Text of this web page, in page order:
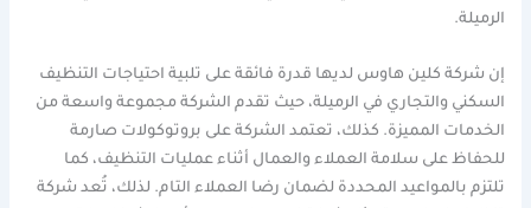
الرميلة.
إن شركة كلين هاوس لديها قدرة فائقة على تلبية احتياجات التنظيف
السكني والتجاري في الرميلة، حيث تقدم الشركة مجموعة واسعة من
الخدمات المميزة. كذلك، تعتمد الشركة على بروتوكولات صارمة
للحفاظ على سلامة العملاء والعمال أثناء عمليات التنظيف، كما
تلتزم بالمواعيد المحددة لضمان رضا العملاء التام. لذلك، تُعد شركة